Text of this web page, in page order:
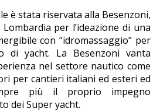
è stata riservata alla Besenzoni,
per l’ideazione di una
con “idromassaggio” per
di yacht. La Besenzoni vanta
nel settore nautico come
per cantieri italiani ed esteri ed
più il proprio impegno
dei Super yacht.